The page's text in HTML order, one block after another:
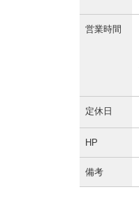
営業時間
定休日
HP
備考